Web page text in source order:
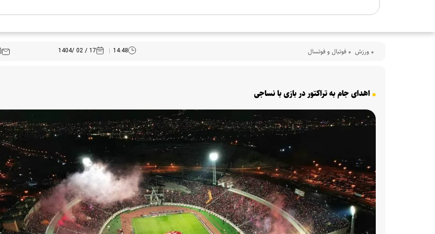
ورزش فوتبال و فوتسال 14:48
17 / 02 /1404
اهدای جام به تراکتور در بازی با نساجی